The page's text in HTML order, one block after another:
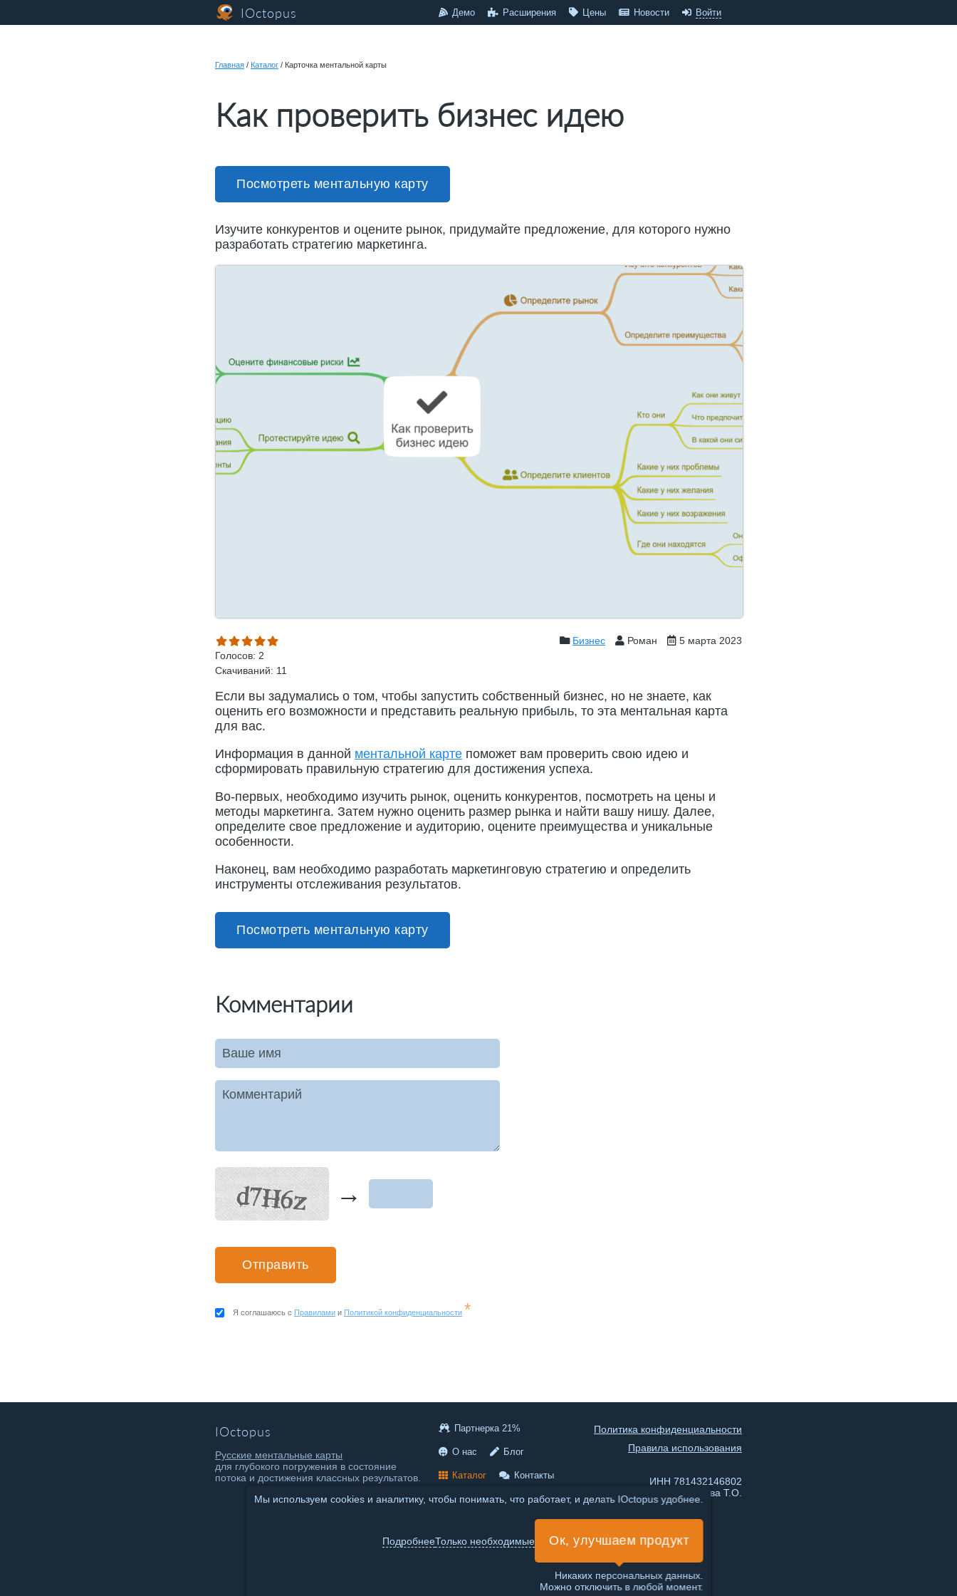
IOctopus Демо Расширения Цены Новости Войти
Главная / Каталог / Карточка ментальной карты
Как проверить бизнес идею
Посмотреть ментальную карту
Изучите конкурентов и оцените рынок, придумайте предложение, для которого нужно
разработать стратегию маркетинга.
Голосов: 2
Скачиваний: 11
Бизнес Роман 5 марта 2023
Если вы задумались о том, чтобы запустить собственный бизнес, но не знаете, как
оценить его возможности и представить реальную прибыль, то эта ментальная карта
для вас.
Информация в данной ментальной карте поможет вам проверить свою идею и
сформировать правильную стратегию для достижения успеха.
Во-первых, необходимо изучить рынок, оценить конкурентов, посмотреть на цены и
методы маркетинга. Затем нужно оценить размер рынка и найти вашу нишу. Далее,
определите свое предложение и аудиторию, оцените преимущества и уникальные
особенности.
Наконец, вам необходимо разработать маркетинговую стратегию и определить
инструменты отслеживания результатов.
Посмотреть ментальную карту
Комментарии
Ваше имя
Комментарий
→
Я соглашаюсь с Правилами и Политикой конфиденциальности *
IOctopus
Русские ментальные карты
для глубокого погружения в состояние
потока и достижения классных результатов.
Партнерка 21%
О нас Блог
Каталог Контакты
© 2020-2026 IOctopus
находимся в России, сервер
тоже находится в России.
Интеллект-карты онлайн на
Политика конфиденциальности
Правила использования
ИНН 781432146802
ИП Чеботарева Т.О.
Мы используем cookies и аналитику, чтобы понимать, что работает, и делать IOctopus удобнее.
ПодробнееТолько необходимые Ок, улучшаем продукт
Никаких персональных данных.
Можно отключить в любой момент.